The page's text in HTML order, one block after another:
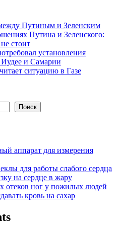
Путиным и Зеленским
Путина и Зеленского:
стоит
установления
Иудее и Самарии
ситуацию в Газе
Поиск
аппарат для измерения
для работы слабого сердца
на сердце в жару
отеков ног у пожилых людей
кровь на сахар